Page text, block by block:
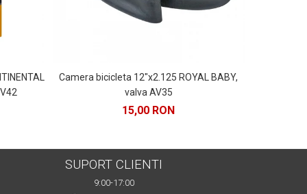
Camera bicicleta 12"x2.125 ROYAL BABY,
valva AV35
15,00 RON
SUPORT CLIENTI
9:00-17:00